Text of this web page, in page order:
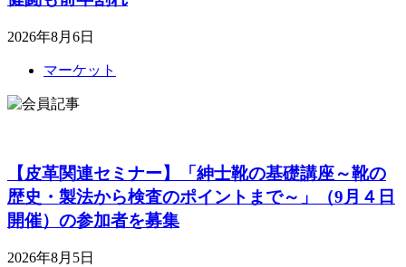
2026年8月6日
マーケット
【皮革関連セミナー】「紳士靴の基礎講座～靴の
歴史・製法から検査のポイントまで～」（9月４日
開催）の参加者を募集
2026年8月5日